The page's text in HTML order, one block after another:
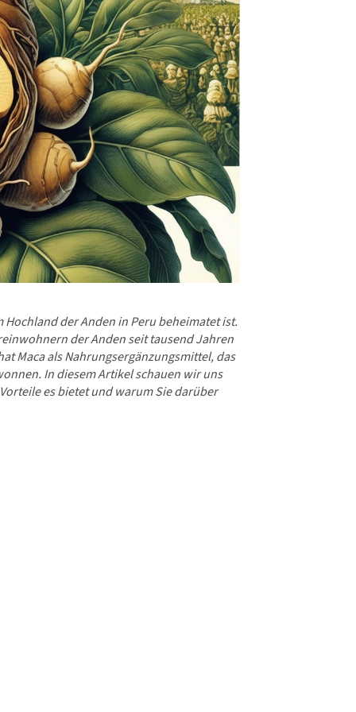
der Anden in Peru beheimatet ist.
der Anden seit tausend Jahren
Maca als Nahrungsergänzungsmittel, das
In diesem Artikel schauen wir uns
es bietet und warum Sie darüber